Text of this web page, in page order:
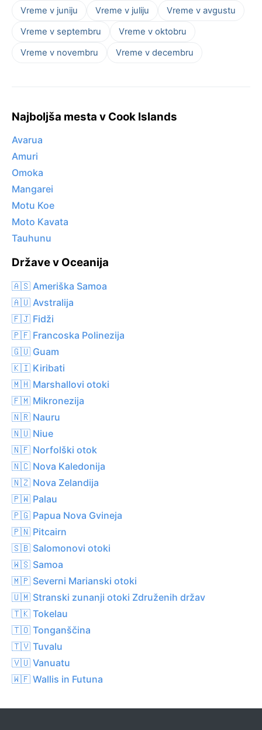
Vreme v juniju Vreme v juliju
Vreme v avgustu
Vreme v septembru
Vreme v oktobru
Vreme v novembru
Vreme v decembru
Najboljša mesta v Cook Islands
Avarua
Amuri
Omoka
Mangarei
Motu Koe
Moto Kavata
Tauhunu
Države v Oceanija
🇦🇸 Ameriška Samoa
🇦🇺 Avstralija
🇫🇯 Fidži
🇵🇫 Francoska Polinezija
🇬🇺 Guam
🇰🇮 Kiribati
🇲🇭 Marshallovi otoki
🇫🇲 Mikronezija
🇳🇷 Nauru
🇳🇺 Niue
🇳🇫 Norfolški otok
🇳🇨 Nova Kaledonija
🇳🇿 Nova Zelandija
🇵🇼 Palau
🇵🇬 Papua Nova Gvineja
🇵🇳 Pitcairn
🇸🇧 Salomonovi otoki
🇼🇸 Samoa
🇲🇵 Severni Marianski otoki
🇺🇲 Stranski zunanji otoki Združenih držav
🇹🇰 Tokelau
🇹🇴 Tonganščina
🇹🇻 Tuvalu
🇻🇺 Vanuatu
🇼🇫 Wallis in Futuna